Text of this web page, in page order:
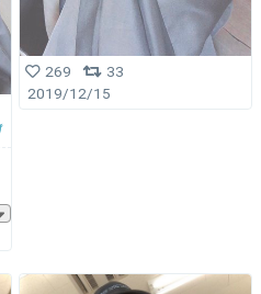
269
33
2019/12/15